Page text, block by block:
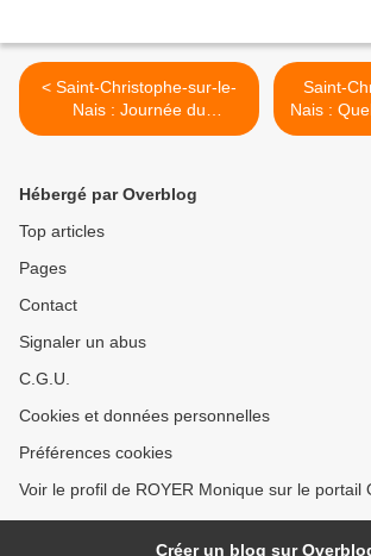
< Saint-Christophe-sur-le-
Nais : Journée du
Patrimoine, samedi 16
Saint-
Nais :
Hébergé par Overblog
Top articles
Pages
Contact
Signaler un abus
C.G.U.
Cookies et données personnelles
Préférences cookies
Voir le profil de ROYER Monique sur le portail
Créer un blog sur